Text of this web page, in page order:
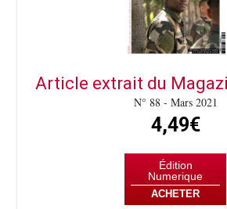
Article extrait du
N° 88 - Mars 2021
4,49€
Édition
Numerique
ACHETER